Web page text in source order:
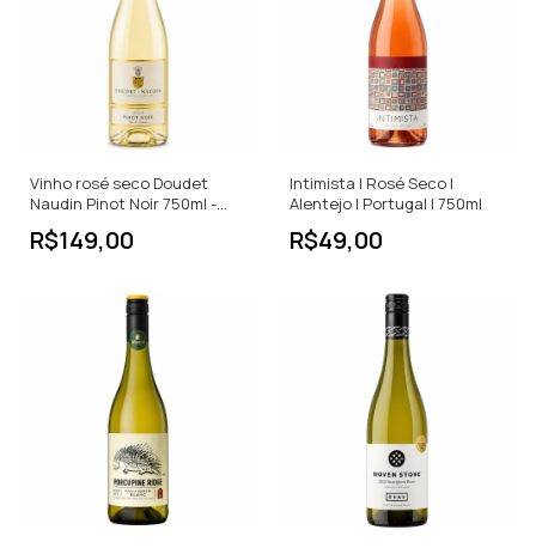
Vinho rosé seco Doudet
Naudin Pinot Noir 750ml -
R$149,00
Intimista | Rosé Seco |
Alentejo | Portugal | 750ml
R$49,00